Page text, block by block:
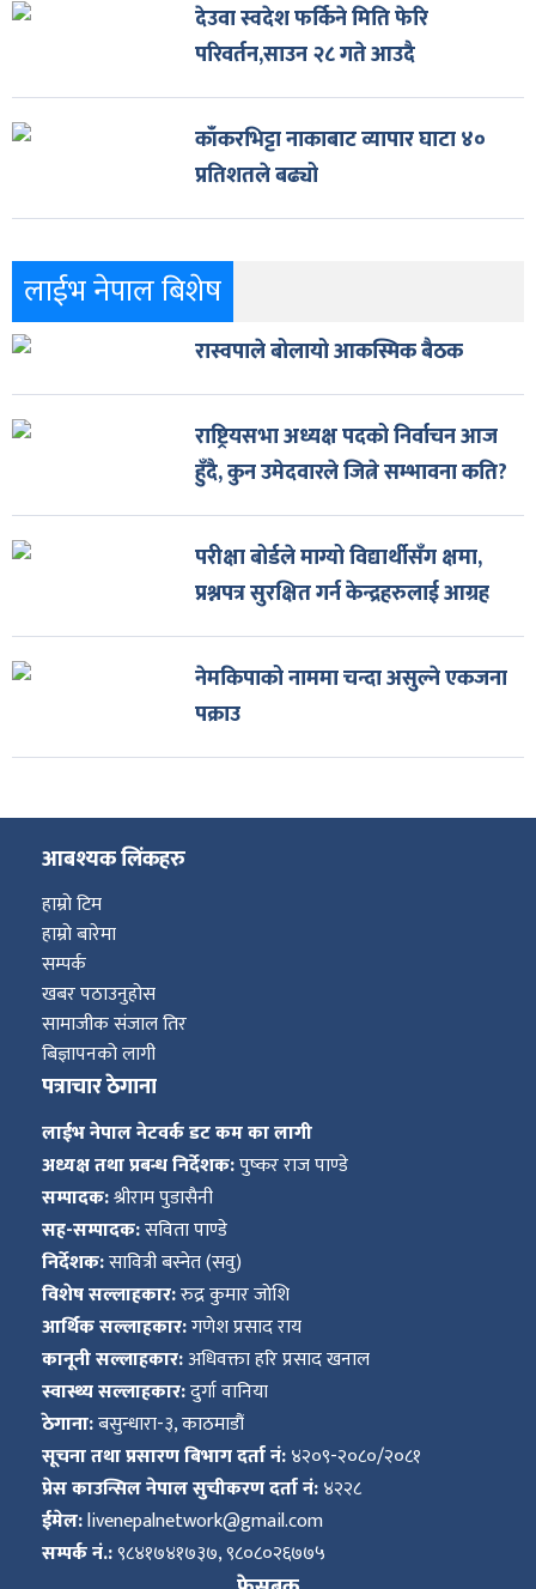
देउवा स्वदेश फर्किने मिति फेरि
परिवर्तन,साउन २८ गते आउदै
काँकरभिट्टा नाकाबाट व्यापार घाटा ४०
प्रतिशतले बढ्यो
लाईभ नेपाल बिशेष
रास्वपाले बोलायो आकस्मिक बैठक
राष्ट्रियसभा अध्यक्ष पदको निर्वाचन आज
हुँदै, कुन उमेदवारले जित्ने सम्भावना कति?
परीक्षा बोर्डले माग्यो विद्यार्थीसँग क्षमा,
प्रश्नपत्र सुरक्षित गर्न केन्द्रहरुलाई आग्रह
नेमकिपाको नाममा चन्दा असुल्ने एकजना
पक्राउ
आबश्यक लिंकहरु
हाम्रो टिम
हाम्रो बारेमा
सम्पर्क
खबर पठाउनुहोस
सामाजीक संजाल तिर
बिज्ञापनको लागी
पत्राचार ठेगाना
लाईभ नेपाल नेटवर्क डट कम का लागी
अध्यक्ष तथा प्रबन्ध निर्देशक:पुष्कर राज पाण्डे
सम्पादक:श्रीराम पुडासैनी
सह-सम्पादक:सविता पाण्डे
निर्देशक:सावित्री बस्नेत (सवु)
विशेष सल्लाहकार:रुद्र कुमार जोशि
आर्थिक सल्लाहकार:गणेश प्रसाद राय
कानूनी सल्लाहकार:अधिवक्ता हरि प्रसाद खनाल
स्वास्थ्य सल्लाहकार:दुर्गा वानिया
ठेगाना:बसुन्धारा-३, काठमाडौं
सूचना तथा प्रसारण बिभाग दर्ता नं:४२०९-२०८०/२०८१
प्रेस काउन्सिल नेपाल सुचीकरण दर्ता नं:४२२८
ईमेल:livenepalnetwork@gmail.com
सम्पर्क नं.:९८४१७४१७३७, ९८०८०२६७७५